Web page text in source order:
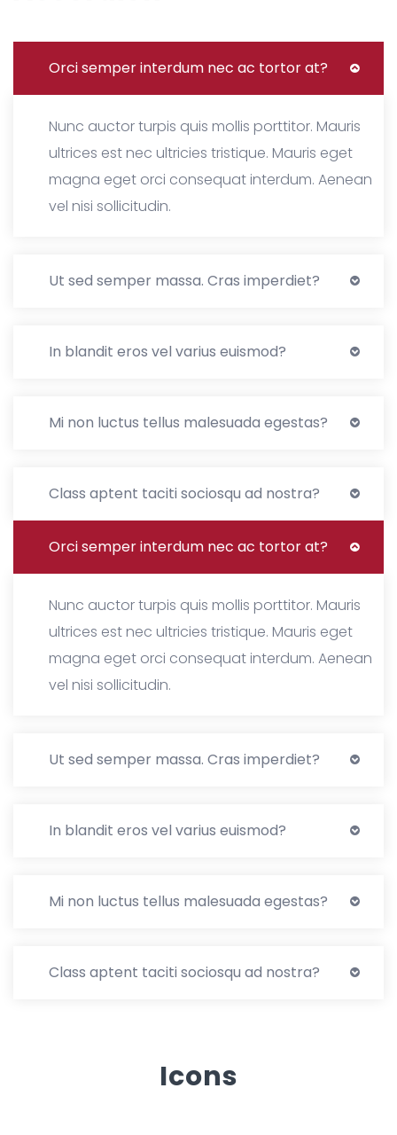
Orci semper interdum nec ac tortor at?
Nunc auctor turpis quis mollis porttitor. Mauris
ultrices est nec ultricies tristique. Mauris eget
magna eget orci consequat interdum. Aenean
vel nisi sollicitudin.
Ut sed semper massa. Cras imperdiet?
In blandit eros vel varius euismod?
Mi non luctus tellus malesuada egestas?
Class aptent taciti sociosqu ad nostra?
Orci semper interdum nec ac tortor at?
Nunc auctor turpis quis mollis porttitor. Mauris
ultrices est nec ultricies tristique. Mauris eget
magna eget orci consequat interdum. Aenean
vel nisi sollicitudin.
Ut sed semper massa. Cras imperdiet?
In blandit eros vel varius euismod?
Mi non luctus tellus malesuada egestas?
Class aptent taciti sociosqu ad nostra?
Icons